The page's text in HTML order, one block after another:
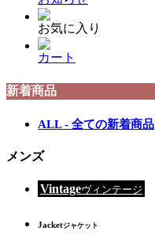
お気に入り
カート
新着商品
ALL - 全ての新着商品
メンズ
Vintageヴィンテージ
Jacketジャケット